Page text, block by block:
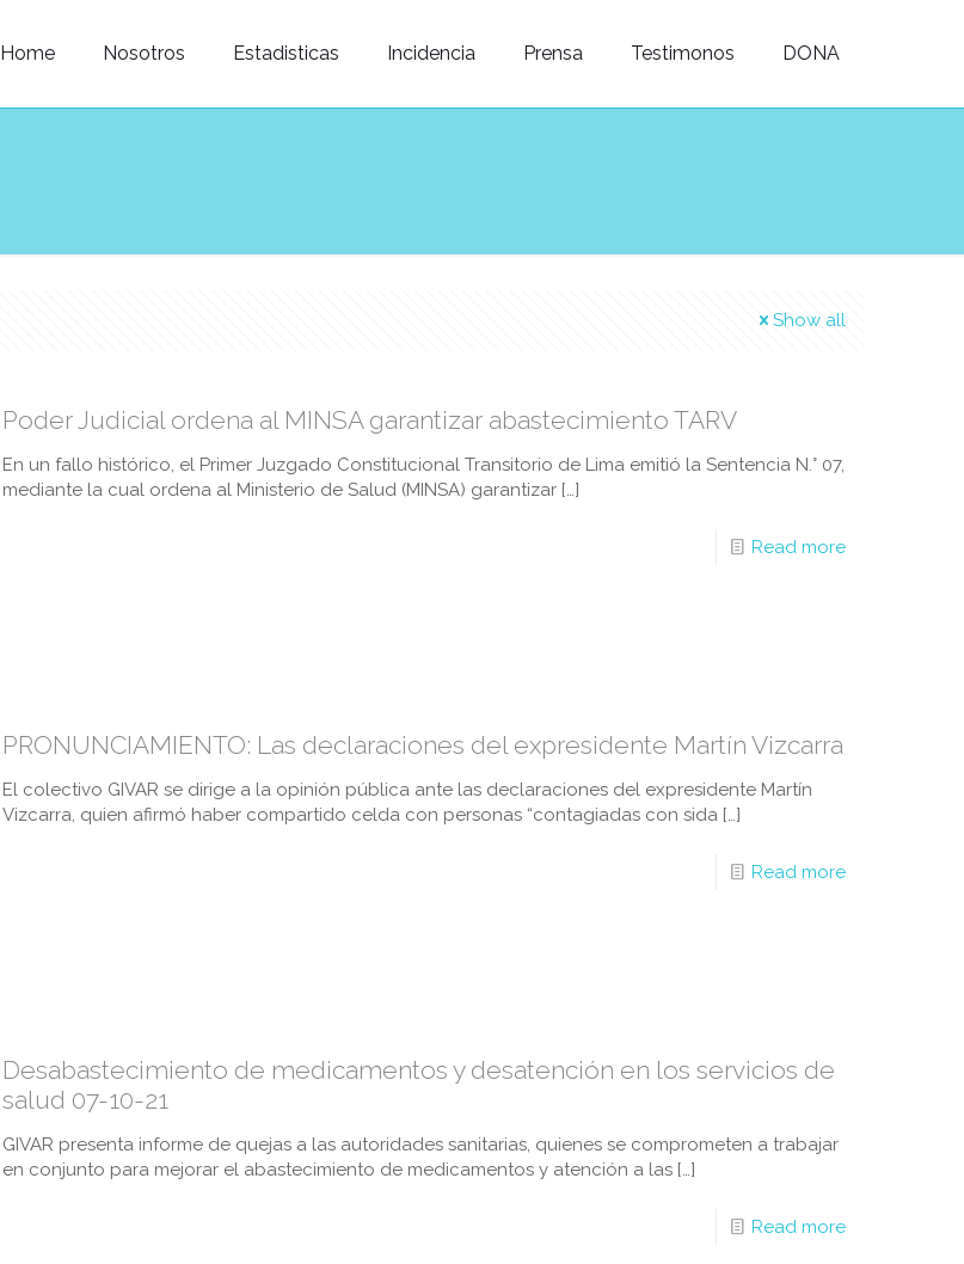
Home Nosotros Estadisticas Incidencia Prensa Testimonos DONA
Show all
Poder Judicial ordena al MINSA garantizar abastecimiento TARV
En un fallo histórico, el Primer Juzgado Constitucional Transitorio de Lima emitió la Sentencia N.° 07,
mediante la cual ordena al Ministerio de Salud (MINSA) garantizar […]
Read more
PRONUNCIAMIENTO: Las declaraciones del expresidente Martín Vizcarra
El colectivo GIVAR se dirige a la opinión pública ante las declaraciones del expresidente Martín
Vizcarra, quien afirmó haber compartido celda con personas “contagiadas con sida […]
Read more
Desabastecimiento de medicamentos y desatención en los servicios de
salud 07-10-21
GIVAR presenta informe de quejas a las autoridades sanitarias, quienes se comprometen a trabajar
en conjunto para mejorar el abastecimiento de medicamentos y atención a las […]
Read more